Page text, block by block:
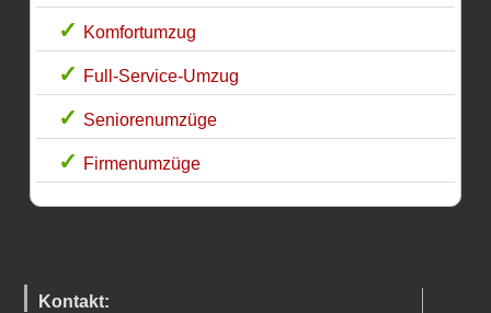
Komfortumzug
Full-Service-Umzug
Seniorenumzüge
Firmenumzüge
Kontakt: